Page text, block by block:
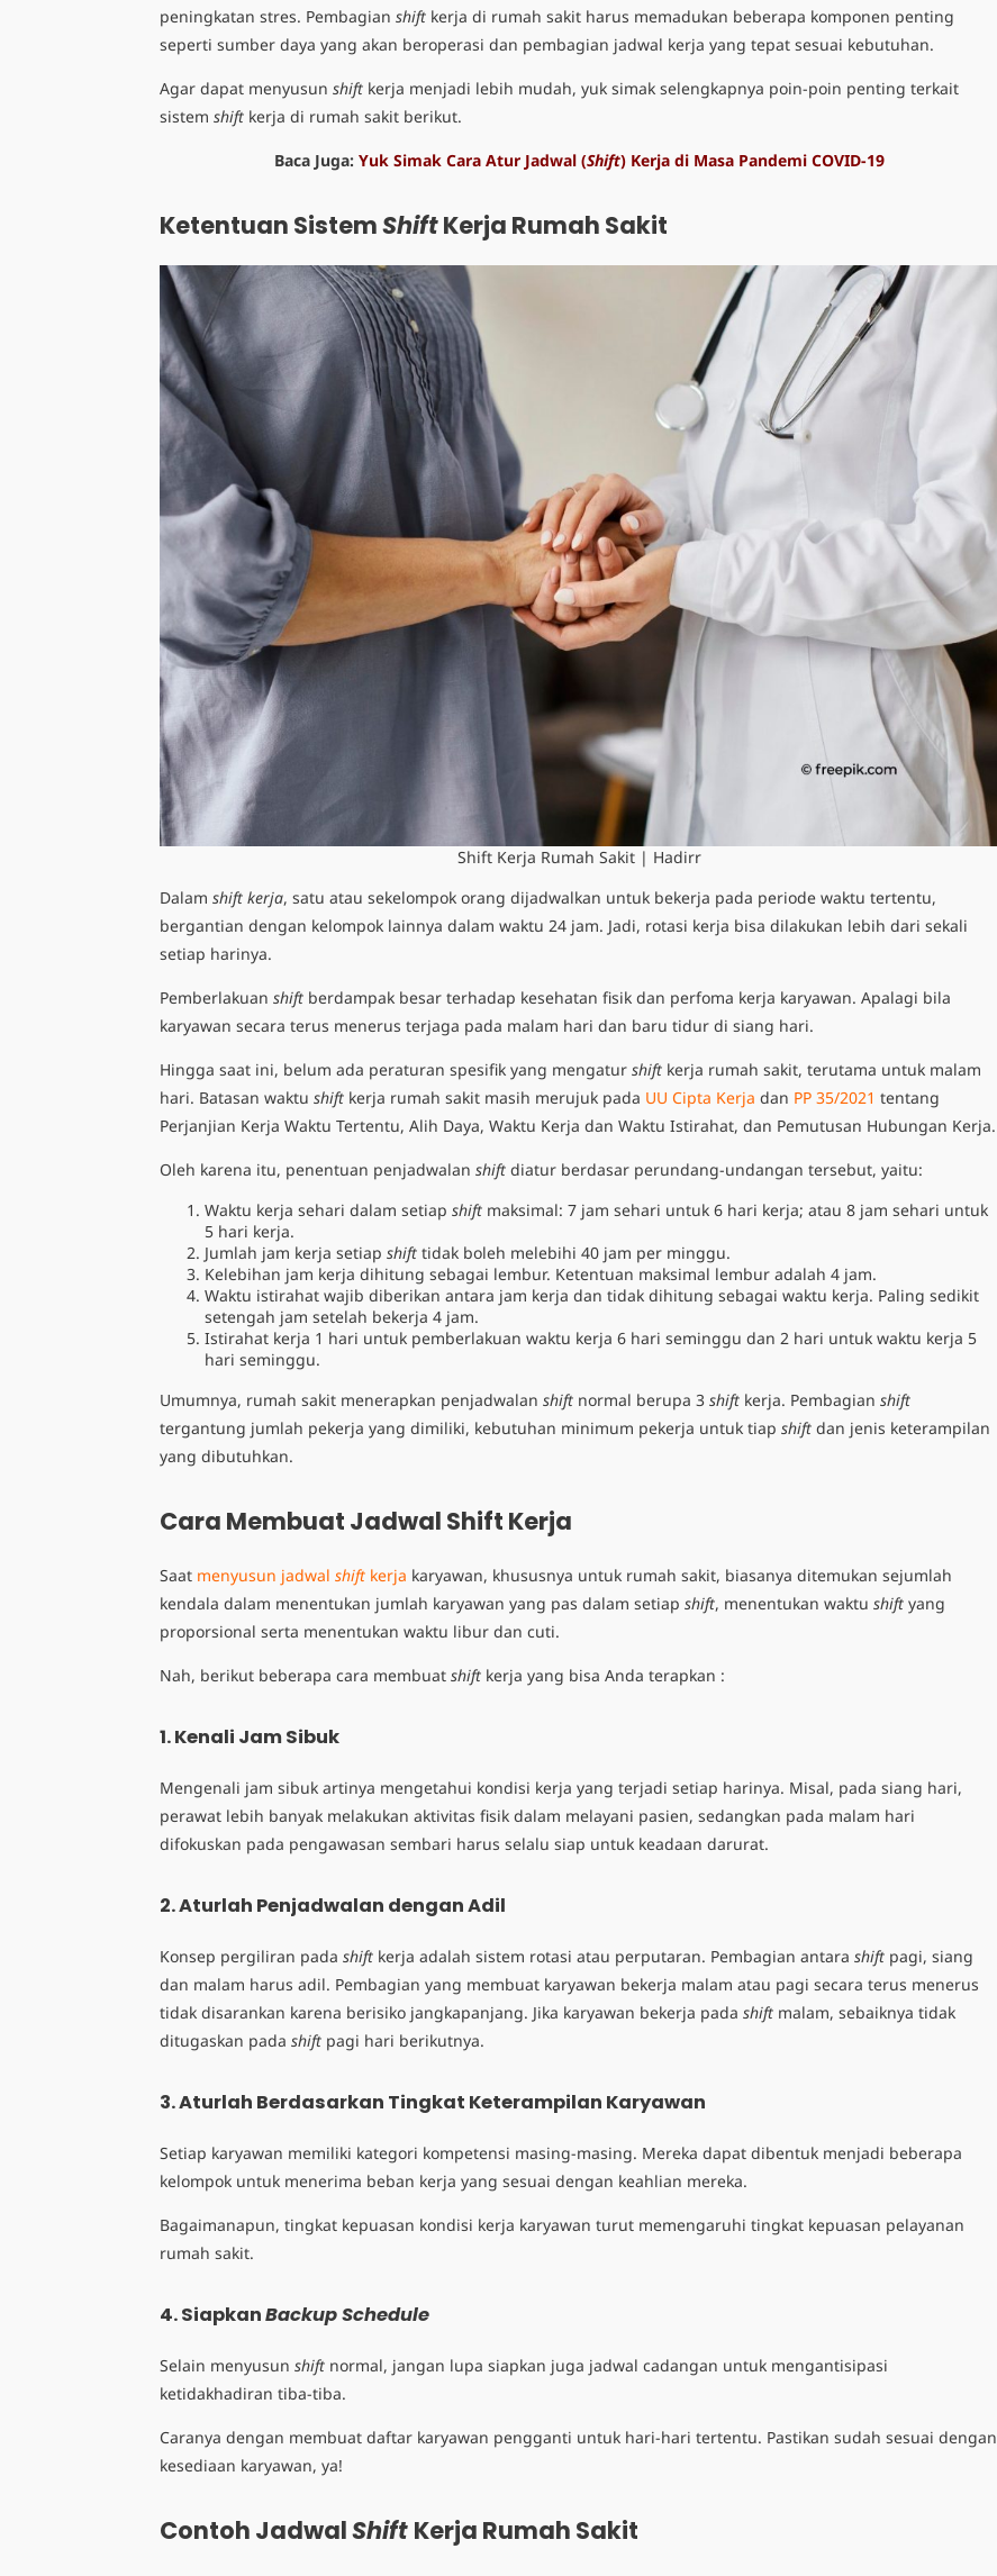
peningkatan stres. Pembagian shift kerja di rumah sakit harus memadukan beberapa komponen penting
seperti sumber daya yang akan beroperasi dan pembagian jadwal kerja yang tepat sesuai kebutuhan.
Agar dapat menyusun shift kerja menjadi lebih mudah, yuk simak selengkapnya poin-poin penting terkait
sistem shift kerja di rumah sakit berikut.
Baca Juga: Yuk Simak Cara Atur Jadwal (Shift) Kerja di Masa Pandemi COVID-19
Ketentuan SistemShiftKerja Rumah Sakit
Shift Kerja Rumah Sakit | Hadirr
Dalam shift kerja, satu atau sekelompok orang dijadwalkan untuk bekerja pada periode waktu tertentu,
bergantian dengan kelompok lainnya dalam waktu 24 jam. Jadi, rotasi kerja bisa dilakukan lebih dari sekali
setiap harinya.
Pemberlakuan shift berdampak besar terhadap kesehatan fisik dan perfoma kerja karyawan. Apalagi bila
karyawan secara terus menerus terjaga pada malam hari dan baru tidur di siang hari.
Hingga saat ini, belum ada peraturan spesifik yang mengatur shift kerja rumah sakit, terutama untuk malam
hari. Batasan waktu shift kerja rumah sakit masih merujuk pada UU Cipta Kerja dan PP 35/2021 tentang
Perjanjian Kerja Waktu Tertentu, Alih Daya, Waktu Kerja dan Waktu Istirahat, dan Pemutusan Hubungan Kerja.
Oleh karena itu, penentuan penjadwalan shift diatur berdasar perundang-undangan tersebut, yaitu:
Waktu kerja sehari dalam setiap shift maksimal: 7 jam sehari untuk 6 hari kerja; atau 8 jam sehari untuk
5 hari kerja.
Jumlah jam kerja setiap shift tidak boleh melebihi 40 jam per minggu.
Kelebihan jam kerja dihitung sebagai lembur. Ketentuan maksimal lembur adalah 4 jam.
Waktu istirahat wajib diberikan antara jam kerja dan tidak dihitung sebagai waktu kerja. Paling sedikit
setengah jam setelah bekerja 4 jam.
Istirahat kerja 1 hari untuk pemberlakuan waktu kerja 6 hari seminggu dan 2 hari untuk waktu kerja 5
hari seminggu.
Umumnya, rumah sakit menerapkan penjadwalan shift normal berupa 3 shift kerja. Pembagian shift
tergantung jumlah pekerja yang dimiliki, kebutuhan minimum pekerja untuk tiap shift dan jenis keterampilan
yang dibutuhkan.
Cara Membuat Jadwal Shift Kerja
Saat menyusun jadwal shift kerja karyawan, khususnya untuk rumah sakit, biasanya ditemukan sejumlah
kendala dalam menentukan jumlah karyawan yang pas dalam setiap shift, menentukan waktu shift yang
proporsional serta menentukan waktu libur dan cuti.
Nah, berikut beberapa cara membuat shift kerja yang bisa Anda terapkan :
1. Kenali Jam Sibuk
Mengenali jam sibuk artinya mengetahui kondisi kerja yang terjadi setiap harinya. Misal, pada siang hari,
perawat lebih banyak melakukan aktivitas fisik dalam melayani pasien, sedangkan pada malam hari
difokuskan pada pengawasan sembari harus selalu siap untuk keadaan darurat.
2. Aturlah Penjadwalan dengan Adil
Konsep pergiliran pada shift kerja adalah sistem rotasi atau perputaran. Pembagian antara shift pagi, siang
dan malam harus adil. Pembagian yang membuat karyawan bekerja malam atau pagi secara terus menerus
tidak disarankan karena berisiko jangkapanjang. Jika karyawan bekerja pada shift malam, sebaiknya tidak
ditugaskan pada shift pagi hari berikutnya.
3. Aturlah Berdasarkan Tingkat Keterampilan Karyawan
Setiap karyawan memiliki kategori kompetensi masing-masing. Mereka dapat dibentuk menjadi beberapa
kelompok untuk menerima beban kerja yang sesuai dengan keahlian mereka.
Bagaimanapun, tingkat kepuasan kondisi kerja karyawan turut memengaruhi tingkat kepuasan pelayanan
rumah sakit.
4. SiapkanBackup Schedule
Selain menyusun shift normal, jangan lupa siapkan juga jadwal cadangan untuk mengantisipasi
ketidakhadiran tiba-tiba.
Caranya dengan membuat daftar karyawan pengganti untuk hari-hari tertentu. Pastikan sudah sesuai dengan
kesediaan karyawan, ya!
Contoh JadwalShift Kerja Rumah Sakit